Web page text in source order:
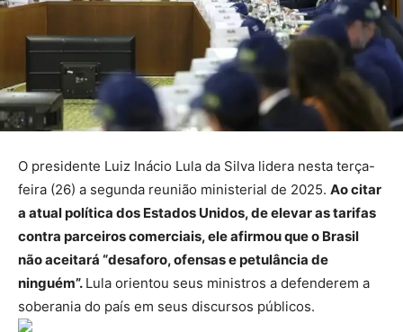
O presidente Luiz Inácio Lula da Silva lidera nesta terça-
feira (26) a segunda reunião ministerial de 2025. Ao citar
a atual política dos Estados Unidos, de elevar as tarifas
contra parceiros comerciais, ele afirmou que o Brasil
não aceitará “desaforo, ofensas e petulância de
ninguém”. Lula orientou seus ministros a defenderem a
soberania do país em seus discursos públicos.